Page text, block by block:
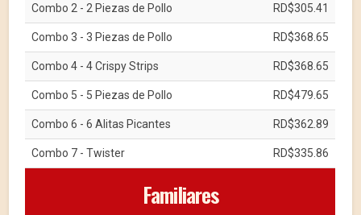
Combo 2 - 2 Piezas de Pollo RD$305.41
Combo 3 - 3 Piezas de Pollo RD$368.65
Combo 4 - 4 Crispy Strips RD$368.65
Combo 5 - 5 Piezas de Pollo RD$479.65
Combo 6 - 6 Alitas Picantes RD$362.89
Combo 7 - Twister RD$335.86
Familiares